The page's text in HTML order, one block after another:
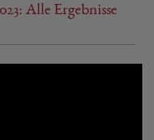
Alle Ergebnisse